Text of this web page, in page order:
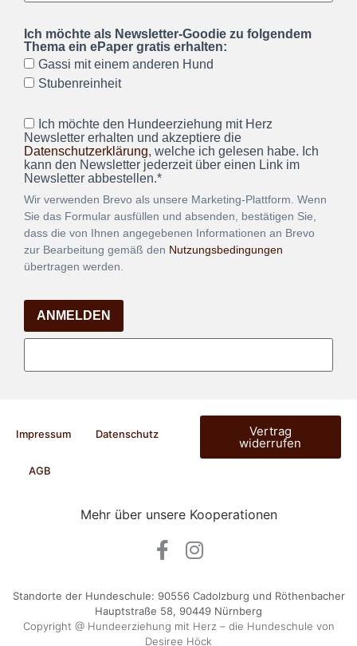
Ich möchte als Newsletter-Goodie zu folgendem
Thema ein ePaper gratis erhalten:
Gassi mit einem anderen Hund
Stubenreinheit
Ich möchte den Hundeerziehung mit Herz
Newsletter erhalten und akzeptiere die
Datenschutzerklärung, welche ich gelesen habe. Ich
kann den Newsletter jederzeit über einen Link im
Newsletter abbestellen.*
Wir verwenden Brevo als unsere Marketing-Plattform. Wenn
Sie das Formular ausfüllen und absenden, bestätigen Sie,
dass die von Ihnen angegebenen Informationen an Brevo
zur Bearbeitung gemäß den Nutzungsbedingungen
übertragen werden.
ANMELDEN
Impressum Datenschutz
AGB
Vertrag
widerrufen
Mehr über unsere Kooperationen
Standorte der Hundeschule: 90556 Cadolzburg und Röthenbacher
Hauptstraße 58, 90449 Nürnberg
Copyright @ Hundeerziehung mit Herz – die Hundeschule von
Desiree Höck